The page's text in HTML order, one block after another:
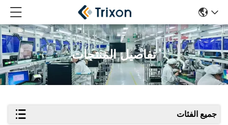
تفاصيل المنتجات
جميع الفئات